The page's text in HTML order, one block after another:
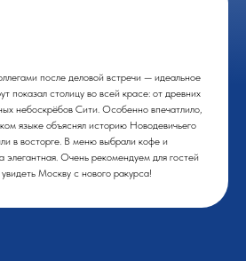
после деловой встречи — идеальное
показал столицу во всей красе: от древних
небоскрёбов Сити. Особенно впечатлило,
языке объяснял историю Новодевичьего
в восторге. В меню выбрали кофе и
элегантная. Очень рекомендуем для гостей
Москву с нового ракурса!